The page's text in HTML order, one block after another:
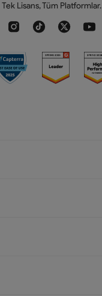
110 GB
Tek Lisans, Tüm Platformlar.